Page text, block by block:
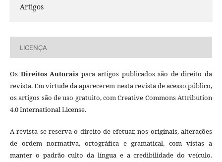
Artigos
LICENÇA
Os Direitos Autorais para artigos publicados são de direito da
revista. Em virtude da aparecerem nesta revista de acesso público,
os artigos são de uso gratuito, com Creative Commons Attribution
4.0 International License.
A revista se reserva o direito de efetuar, nos originais, alterações
de ordem normativa, ortográfica e gramatical, com vistas a
manter o padrão culto da língua e a credibilidade do veículo.